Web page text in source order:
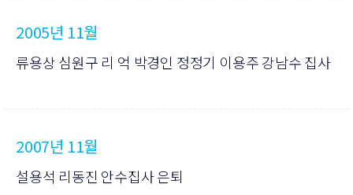
2005년 11월
류용상 심원구 리 억 박경인 정정기 이용주 강남수 집사
2007년 11월
설용석 리동진 안수집사 은퇴